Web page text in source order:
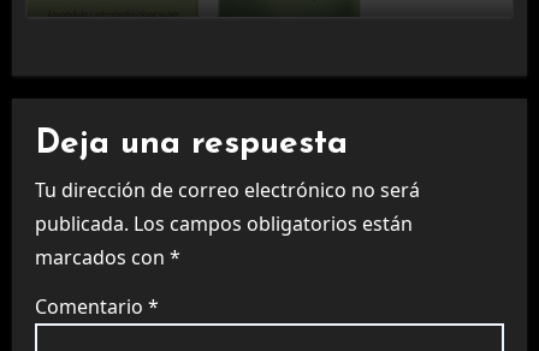
Deja una respuesta
Tu dirección de correo electrónico no será
publicada. Los campos obligatorios están
marcados con *
Comentario *